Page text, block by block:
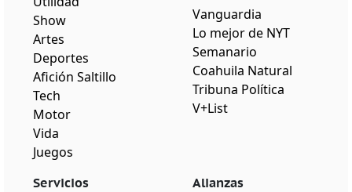
Show
Artes
Deportes
Afición Saltillo
Tech
Motor
Vida
Juegos
Vanguardia
Lo mejor de NYT
Semanario
Coahuila Natural
Tribuna Política
V+List
Servicios Alianzas